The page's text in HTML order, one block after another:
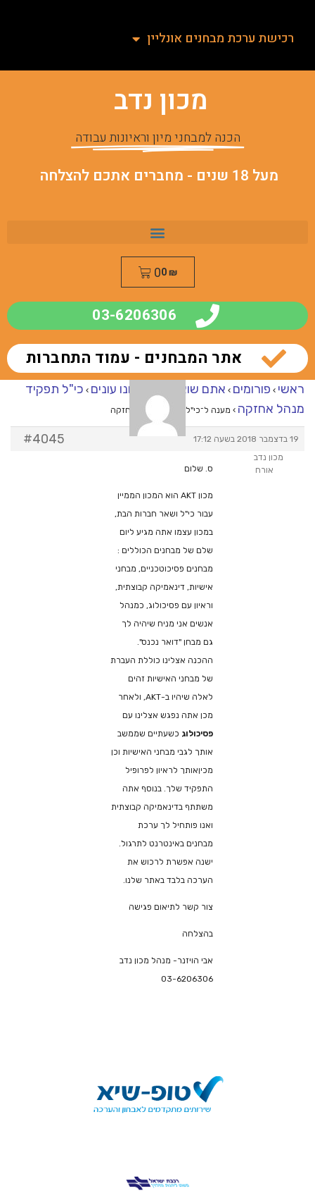
רכישת ערכת מבחנים אונליין
מכון נדב
הכנה למבחני מיון וראיונות עבודה
מעל 18 שנים - מחברים אתכם להצלחה
0₪
0
03-6206306
אתר המבחנים - עמוד התחברות
ראשי › פורומים › אתם שואלים – אנחנו עונים › כי"ל תפקיד
מנהל אחזקה › מענה ל־כי"ל תפקיד מנהל אחזקה
19 בדצמבר 2018 בשעה 17:12 #4045
מכון נדב
אורח
ס. שלום
מכון AKT הוא המכון הממיין
עבור כי"ל ושאר חברות הבת,
במכון עצמו אתה מגיע ליום
שלם של מבחנים הכוללים :
מבחנים פסיכוטכניים, מבחני
אישיות, דינאמיקה קבוצתית,
וראיון עם פסיכולוג, כמנהל
אנשים אני מניח שיהיה לך
גם מבחן "דואר נכנס".
ההכנה אצלינו כוללת העברת
של מבחני האישיות זהים
לאלה שיהיו ב-AKT, ולאחר
מכן אתה נפגש אצלינו עם
פסיכולוג כשעתיים שממשב
אותך לגבי מבחני האישיות וכן
מכיןאותך לראיון לפרופיל
התפקיד שלך. בנוסף אתה
משתתף בדינאמיקה קבוצתית
ואנו פותחיל לך ערכת
מבחנים באינטרנט לתרגול.
ישנה אפשרת לרכוש את
הערכה בלבד באתר שלנו.
צור קשר לתיאום פגישה
בהצלחה
אבי הויזנר- מנהל מכון נדב
03-6206306